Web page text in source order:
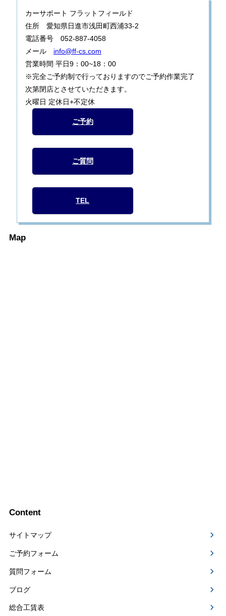
カーサポート フラットフィールド
住所 愛知県日進市浅田町西浦33-2
電話番号 052-887-4058
メール info@ff-cs.com
営業時間 平日9：00~18：00
※完全ご予約制で行っておりますのでご予約作業完了
次第閉店とさせていただきます。
火曜日 定休日+不定休
ご予約
ご質問
TEL
Map
Content
サイトマップ
ご予約フォーム
質問フォーム
ブログ
総合工賃表